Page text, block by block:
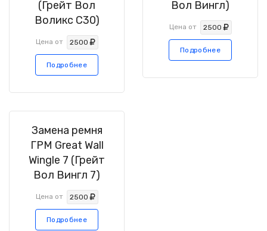
(Грейт Вол
Воликс C30)
Цена от 2500
Подробнее
Вол Вингл)
Цена от 2500
Подробнее
Замена ремня
ГРМ Great Wall
Wingle 7 (Грейт
Вол Вингл 7)
Цена от 2500
Подробнее